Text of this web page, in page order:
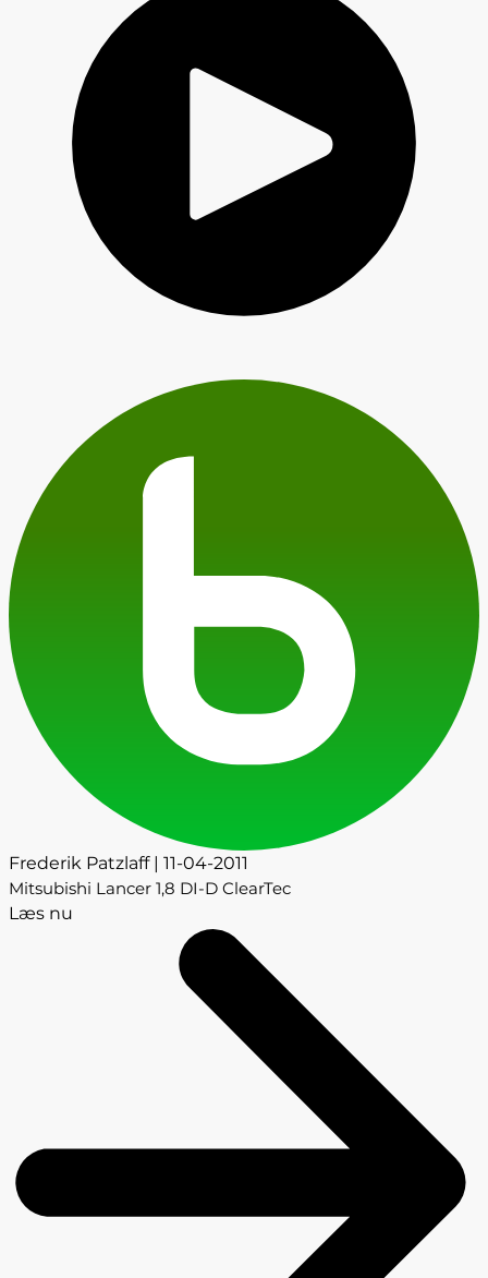
Frederik Patzlaff | 11-04-2011
Mitsubishi Lancer 1,8 DI-D ClearTec
Læs nu